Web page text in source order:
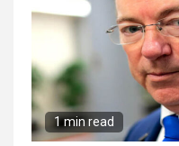
1 min read